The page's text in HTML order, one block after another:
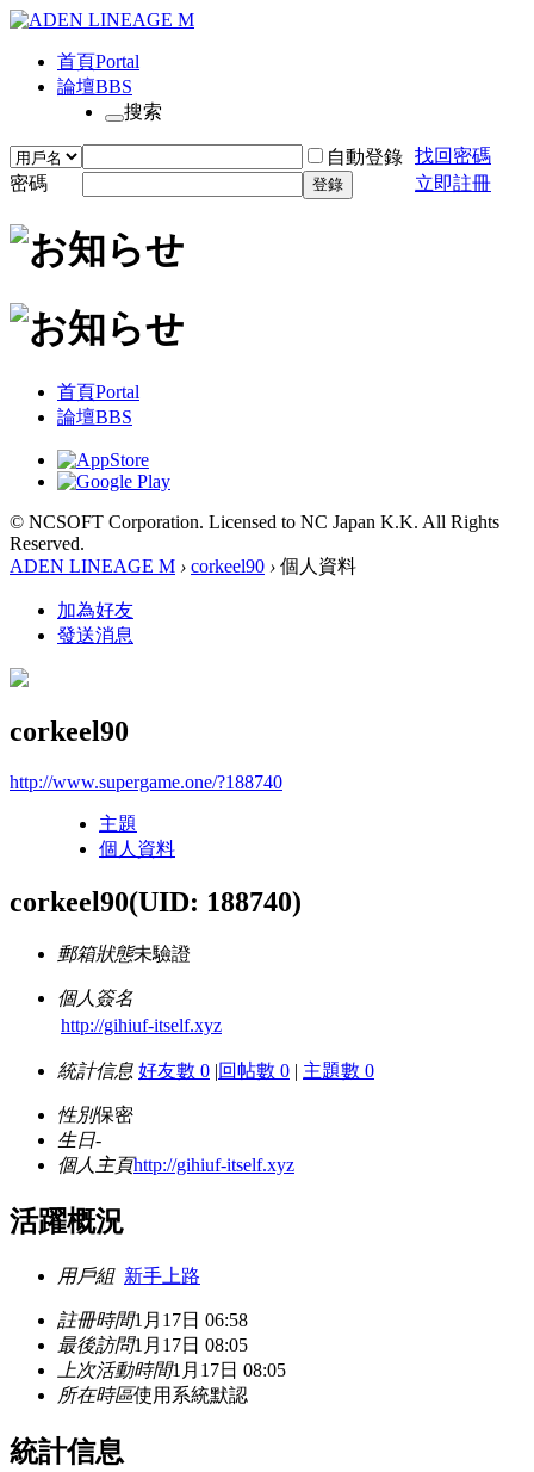
首頁Portal
論壇BBS
搜索
自動登錄 找回密碼
密碼
登錄 立即註冊
首頁Portal
論壇BBS
© NCSOFT Corporation. Licensed to NC Japan K.K. All Rights
Reserved.
ADEN LINEAGE M › corkeel90 › 個人資料
加為好友
發送消息
corkeel90
http://www.supergame.one/?188740
主題
個人資料
corkeel90(UID: 188740)
郵箱狀態未驗證
個人簽名
http://gihiuf-itself.xyz
統計信息 好友數 0 |回帖數 0 | 主題數 0
性別保密
生日-
個人主頁http://gihiuf-itself.xyz
活躍概況
用戶組 新手上路
註冊時間1月17日 06:58
最後訪問1月17日 08:05
上次活動時間1月17日 08:05
所在時區使用系統默認
統計信息